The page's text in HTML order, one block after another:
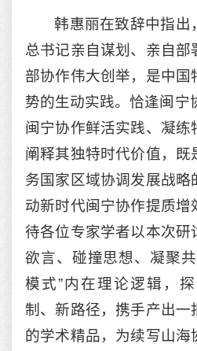
韩惠丽在致辞中指出
总书记亲自谋划、亲自部
部协作伟大创举，是中国
势的生动实践。恰逢闽宁
闽宁协作鲜活实践、凝练
阐释其独特时代价值，既
务国家区域协调发展战略
动新时代闽宁协作提质增
待各位专家学者以本次研
欲言、碰撞思想、凝聚
模式”内在理论逻辑，
制、新路径，携手产出一
的学术精品，为续写山海